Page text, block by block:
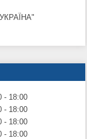
18:00
18:00
18:00
18:00